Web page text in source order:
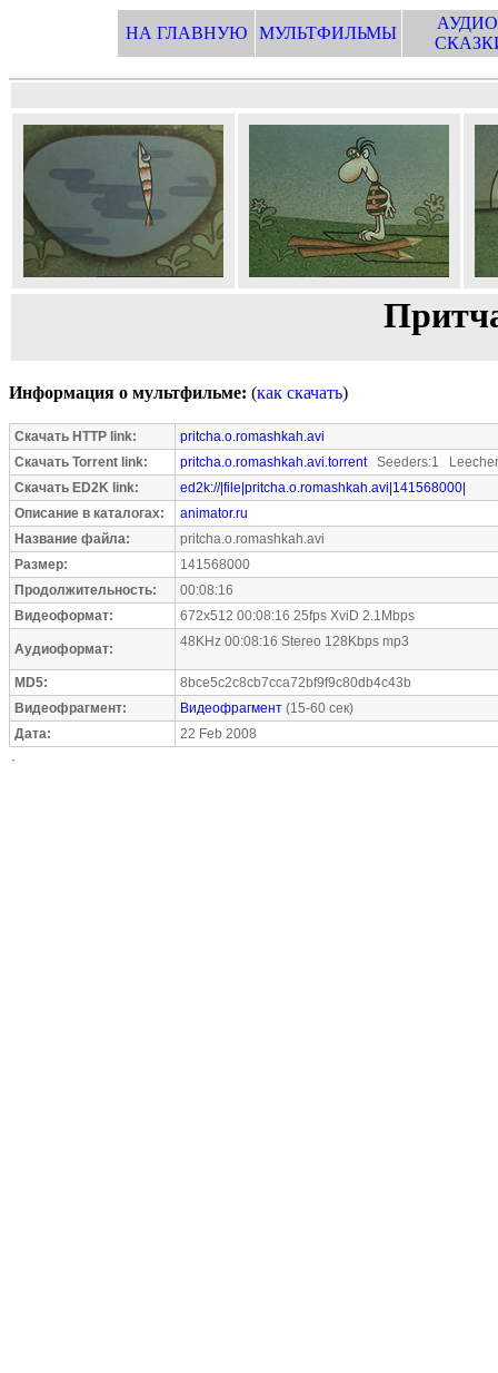
НА ГЛАВНУЮ МУЛЬТФИЛЬМЫ
Информация о мультфильме: (как скачать)
Скачать HTTP link:
pritcha.o.romashkah.avi
Скачать Torrent link:
pritcha.o.romashkah.avi.torrentSeeders:1
Скачать ED2K link:
ed2k://|file|pritcha.o.romashkah.avi|141568000|
Описание в каталогах:
animator.ru
Название файла:
pritcha.o.romashkah.avi
Размер:
141568000
Продолжительность:
00:08:16
Видеоформат:
672x512 00:08:16 25fps XviD 2.1Mbps
Аудиоформат: 48KHz 00:08:16 Stereo 128Kbps mp3
MD5:
8bce5c2c8cb7cca72bf9f9c80db4c43b
Видеофрагмент:
Видеофрагмент (15-60 сек)
Дата:
22 Feb 2008